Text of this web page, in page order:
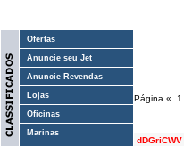
Ofertas
Anuncie seu Jet
Anuncie Revendas
Lojas
Oficinas
Marinas
Página « 1
dDGriCWV